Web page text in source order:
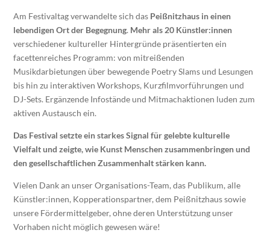
Am Festivaltag verwandelte sich das Peißnitzhaus in einen
lebendigen Ort der Begegnung. Mehr als 20 Künstler:innen
verschiedener kultureller Hintergründe präsentierten ein
facettenreiches Programm: von mitreißenden
Musikdarbietungen über bewegende Poetry Slams und Lesungen
bis hin zu interaktiven Workshops, Kurzfilmvorführungen und
DJ-Sets. Ergänzende Infostände und Mitmachaktionen luden zum
aktiven Austausch ein.
Das Festival setzte ein starkes Signal für gelebte kulturelle
Vielfalt und zeigte, wie Kunst Menschen zusammenbringen und
den gesellschaftlichen Zusammenhalt stärken kann.
Vielen Dank an unser Organisations-Team, das Publikum, alle
Künstler:innen, Kopperationspartner, dem Peißnitzhaus sowie
unsere Fördermittelgeber, ohne deren Unterstützung unser
Vorhaben nicht möglich gewesen wäre!